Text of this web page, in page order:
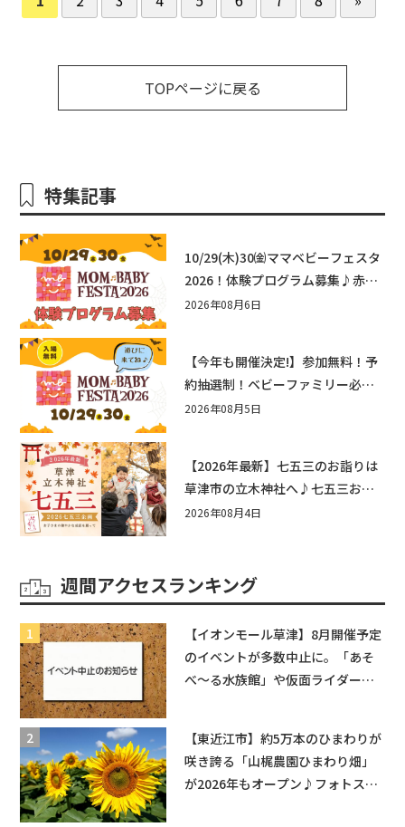
TOPページに戻る
特集記事
10/29(木)30㈮ママベビーフェスタ
2026！体験プログラム募集♪赤ち
ゃん向けイベントに出演しません
2026年08月6日
【今年も開催決定!】参加無料！予
約抽選制！ベビーファミリー必見
☆入場無料☆10/29(木)30(金)ママ
2026年08月5日
【2026年最新】七五三のお詣りは
草津市の立木神社へ♪七五三お祝
い企画をご紹介！
2026年08月4日
週間アクセスランキング
【イオンモール草津】8月開催予定
のイベントが多数中止に。「あそ
べ〜る水族館」や仮面ライダーシ
【東近江市】約5万本のひまわりが
咲き誇る「山梶農園ひまわり畑」
が2026年もオープン♪フォトスポ